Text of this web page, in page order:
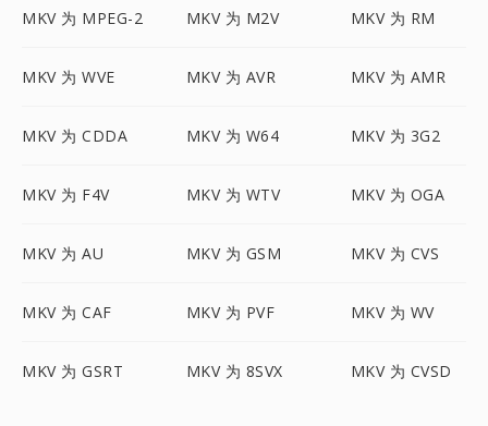
MKV 为 MPEG-2 MKV 为 M2V MKV 为 RM
MKV 为 WVE MKV 为 AVR MKV 为 AMR
MKV 为 CDDA MKV 为 W64 MKV 为 3G2
MKV 为 F4V MKV 为 WTV MKV 为 OGA
MKV 为 AU MKV 为 GSM MKV 为 CVS
MKV 为 CAF MKV 为 PVF MKV 为 WV
MKV 为 GSRT MKV 为 8SVX MKV 为 CVSD